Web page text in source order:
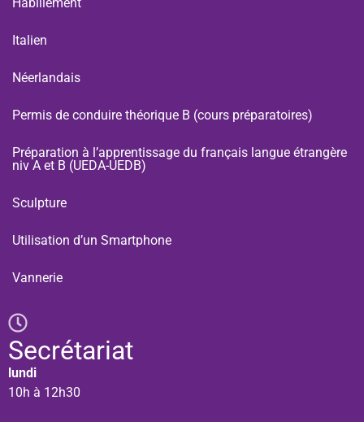
Italien
Néerlandais
Permis de conduire théorique B (cours préparatoires)
Préparation à l’apprentissage du français langue étrangère
niv A et B (UEDA-UEDB)
Sculpture
Utilisation d’un Smartphone
Vannerie
Secrétariat
lundi
10h à 12h30